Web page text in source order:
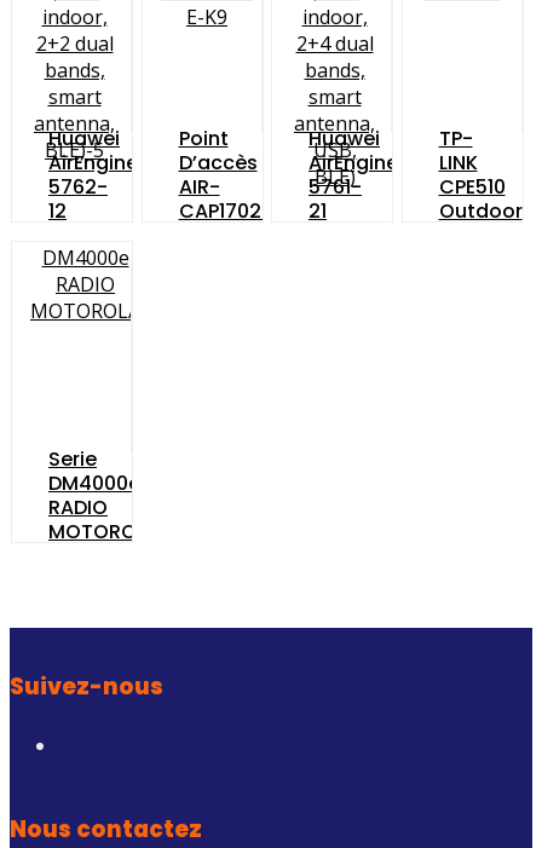
Huawei
AirEngine
5762-
12
Indoor,
2+2
Dual
Point
D’accès
AIR-
CAP1702I-
Huawei
AirEngine
5761-
21
TP-
LINK
CPE510
Outdoor
Serie
DM4000e
RADIO
MOTOROLA
Suivez-nous
Nous contactez